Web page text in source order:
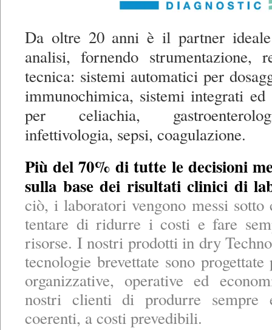
Da oltre 20 anni è il partner
analisi, fornendo strumentazione,
tecnica: sistemi automatici per
immunochimica, sistemi integrati ed
per celiachia,
infettivologia, sepsi, coagulazione.
Più del 70% di tutte le decisioni
sulla base dei risultati clinici di
ciò, i laboratori vengono messi sotto
tentare di ridurre i costi e fare
risorse. I nostri prodotti in dry
tecnologie brevettate sono
organizzative, operative ed
nostri clienti di produrre sempre
coerenti, a costi prevedibili.